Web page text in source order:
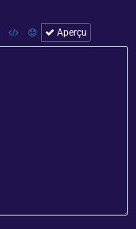
Aperçu